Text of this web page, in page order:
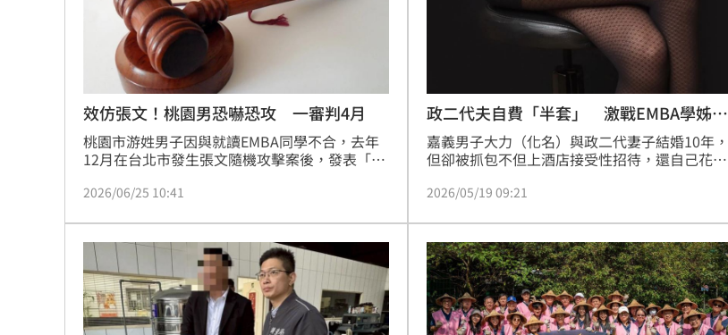
地震衝擊九州觀光 熊本旅宿業4天損1.8億
別以為學生不罰！小三童罵男師娘娘腔判賠
桃猿3新秀剛報到就上場 曾總坦言有點快
木木林葦妮26歲生日！許願當「角頭千金」 16:15
憂22歲老牛遭宰 女海陸接力330km送安養 16:15
女攀八大秀失聯 家屬求助：我媽還沒找到 16:05
苗可麗配合失智父演戲「一舉動」逼哭網友 16:05
桃園突然狂風暴雨！ 猿龍戰確定延至10月 16:04
效仿張文！桃園男恐嚇恐攻 一審判4月
桃園市游姓男子因與就讀EMBA同學不合，去年
12月在台北市發生張文隨機攻擊案後，發表「我
判處有期徒刑4月，可易科罰金和上訴。
2026/06/25 10:41
政二代夫自費「半套」 激戰EMBA學姊慘
了
嘉義男子大力（化名）與政二代妻子結婚10年，
但卻被抓包不但上酒店接受性招待，還自己花錢
的學姊婚外情，短短13天內兩人奔赴酒店過夜多
元。嘉義地院審理，判兩人侵害配偶權，需賠償
40萬元。可上訴。
2026/05/19 09:21